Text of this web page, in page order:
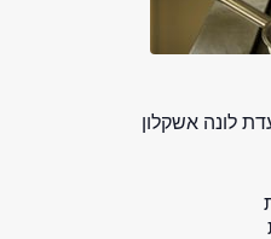
לונה אשקלון